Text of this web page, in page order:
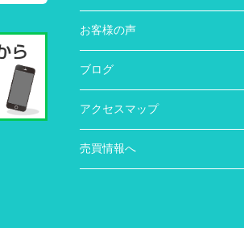
お客様の声
ブログ
アクセスマップ
売買情報へ